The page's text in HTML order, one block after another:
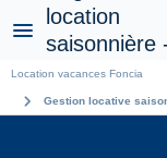
Menu
Location vacances Foncia
chevron_right Gestion locative